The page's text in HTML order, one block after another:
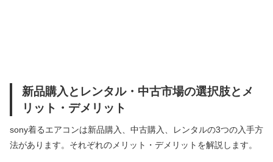
新品購入とレンタル・中古市場の選択肢とメ
リット・デメリット
sony着るエアコンは新品購入、中古購入、レンタルの3つの入手方
法があります。それぞれのメリット・デメリットを解説します。